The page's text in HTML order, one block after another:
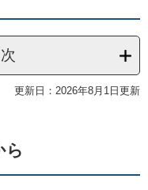
更新日：2026年8月1日更新
ら